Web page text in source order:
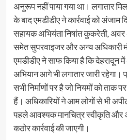
अनुरूप नहीं पाया गया था। लगातार
के बाद एमडीडीए ने कार्रवाई को अंजाम
सहायक अभियंता निषांत कुकरेती, अवर
समेत सुपरवाइजर और अन्य अधिकारी
एमडीडीए ने साफ किया है कि देहरादून
अभियान आगे भी लगातार जारी
सभी निर्माणों पर है जो नियमों को
हैं। अधिकारियों ने आम लोगों से भी
पहले आवश्यक मानचित्र स्वीकृति और
कठोर कार्रवाई की जाएगी।